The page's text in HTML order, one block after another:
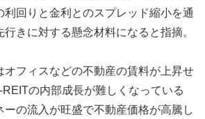
利回りと金利とのスプレッド縮小を通
行きに対する懸念材料になると指摘。
オフィスなどの不動産の賃料が上昇せ
の内部成長が難しくなっている
ーの流入が旺盛で不動産価格が高騰し